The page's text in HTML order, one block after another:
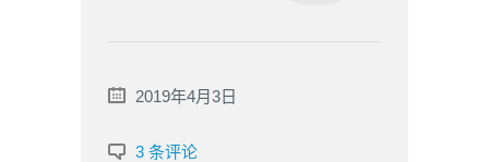
2019年4月3日
3 条评论